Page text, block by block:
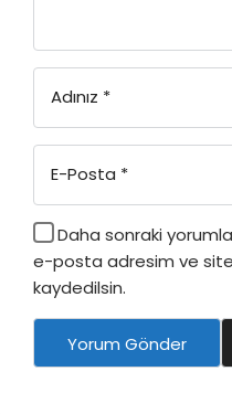
Adınız *
E-Posta *
Daha sonraki
e-posta adresim ve
kaydedilsin.
Yorum Gönder